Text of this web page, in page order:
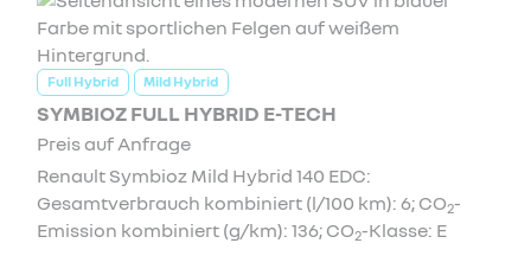
Full Hybrid Mild Hybrid
SYMBIOZ FULL HYBRID E-TECH
Preis auf Anfrage
Renault Symbioz Mild Hybrid 140 EDC:
Gesamtverbrauch kombiniert (l/100 km): 6; CO2-
Emission kombiniert (g/km): 136; CO2-Klasse: E